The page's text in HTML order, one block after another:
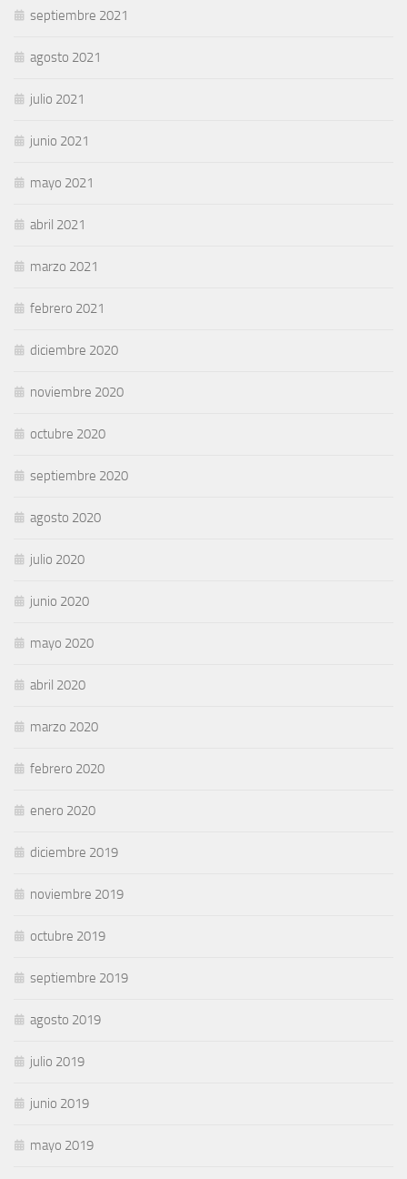
septiembre 2021
agosto 2021
julio 2021
junio 2021
mayo 2021
abril 2021
marzo 2021
febrero 2021
diciembre 2020
noviembre 2020
octubre 2020
septiembre 2020
agosto 2020
julio 2020
junio 2020
mayo 2020
abril 2020
marzo 2020
febrero 2020
enero 2020
diciembre 2019
noviembre 2019
octubre 2019
septiembre 2019
agosto 2019
julio 2019
junio 2019
mayo 2019